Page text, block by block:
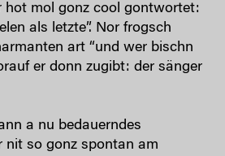
hot mol gonz cool gontwortet:
als letzte”. Nor frogsch
art “und wer bischn
er donn zugibt: der sänger
a nu bedauerndes
nit so gonz spontan am